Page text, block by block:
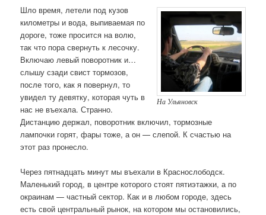
На Ульяновск
Шло время, летели под кузов
километры и вода, выпиваемая по
дороге, тоже просится на волю,
так что пора свернуть к лесочку.
Включаю левый поворотник и…
слышу сзади свист тормозов,
после того, как я повернул, то
увидел ту девятку, которая чуть в
нас не въехала. Странно.
Дистанцию держал, поворотник включил, тормозные
лампочки горят, фары тоже, а он — слепой. К счастью на
этот раз пронесло.
Через пятнадцать минут мы въехали в Краснослободск.
Маленький город, в центре которого стоят пятиэтажки, а по
окраинам — частный сектор. Как и в любом городе, здесь
есть свой центральный рынок, на котором мы остановились,